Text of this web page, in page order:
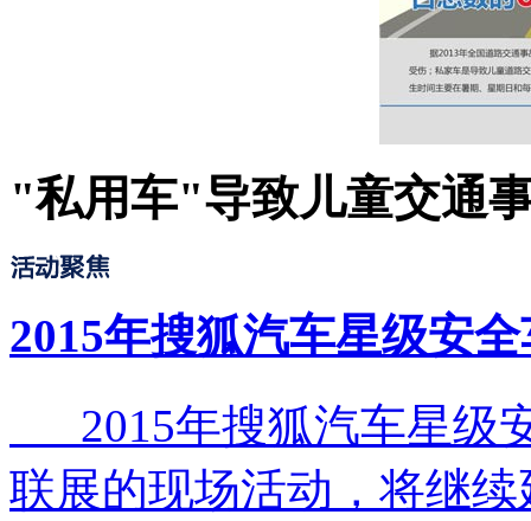
"私用车"导致儿童交通
2015年搜狐汽车星级安
2015年搜狐汽车星级
联展的现场活动，将继